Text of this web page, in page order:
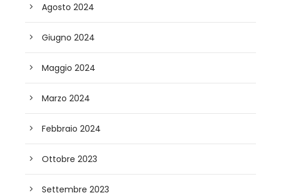
Agosto 2024
Giugno 2024
Maggio 2024
Marzo 2024
Febbraio 2024
Ottobre 2023
Settembre 2023